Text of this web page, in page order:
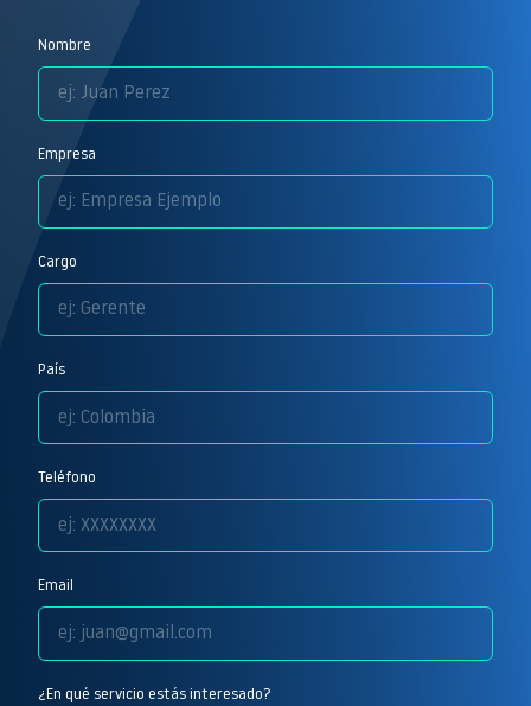
Nombre
Empresa
Cargo
País
Teléfono
Email
¿En qué servicio estás interesado?